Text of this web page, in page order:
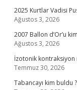
2025 Kurtlar Vadisi
Ağustos 3, 2026
2007 Ballon d’Or’u
Ağustos 3, 2026
İzotonik kontraksiyon
Temmuz 30, 2026
Tabancayı kim buldu ?